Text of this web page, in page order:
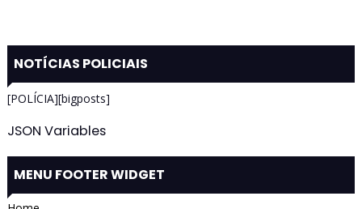
NOTÍCIAS POLICIAIS
[POLÍCIA][bigposts]
JSON Variables
MENU FOOTER WIDGET